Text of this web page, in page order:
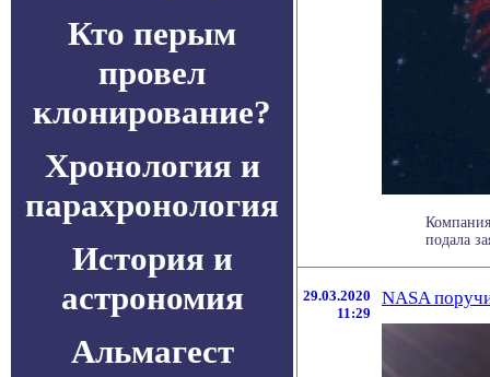
Кто перым
провел
клонирование?
Хронология и
парахронология
История и
астрономия
Альмагест
подала
29.03.2020
11:29
NASA